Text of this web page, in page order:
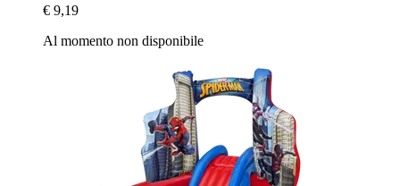
€ 9,19
Al momento non disponibile